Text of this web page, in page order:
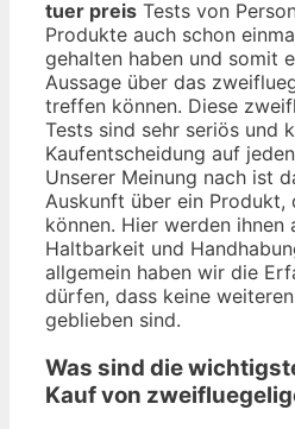
tuer preis Tests von
Produkte auch schon
gehalten haben und somit
Aussage über das
treffen können. Diese
Tests sind sehr seriös und
Kaufentscheidung auf
Unserer Meinung nach ist
Auskunft über ein Produkt,
können. Hier werden ihnen
Haltbarkeit und
allgemein haben wir die
dürfen, dass keine
geblieben sind.
Was sind die
Kauf von